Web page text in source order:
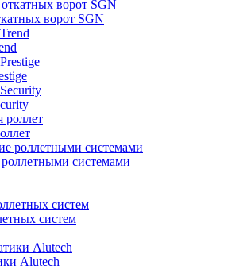
ворот SGN
системами
систем
Alutech